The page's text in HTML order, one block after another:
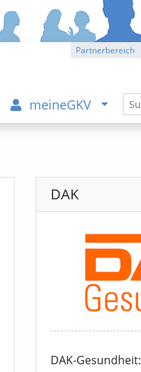
Partnerbereich
meineGKV
DAK
DAK-Gesundheit: